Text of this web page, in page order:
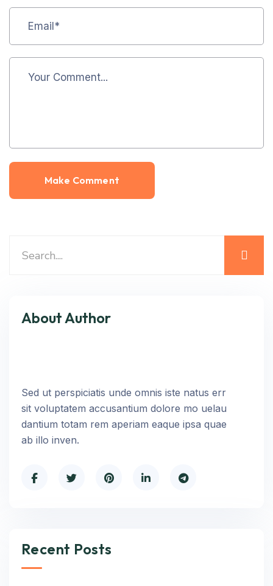
About Author
Sed ut perspiciatis unde omnis iste natus err
sit voluptatem accusantium dolore mo uelau
dantium totam rem aperiam eaque ipsa quae
ab illo inven.
Recent Posts